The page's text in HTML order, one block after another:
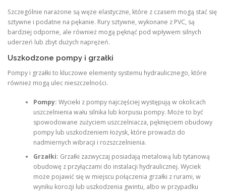
Szczególnie narażone są węże elastyczne, które z czasem mogą stać się
sztywne i podatne na pękanie. Rury sztywne, wykonane z PVC, są
bardziej odporne, ale również mogą pęknąć pod wpływem silnych
uderzeń lub zbyt dużych naprężeń.
Uszkodzone pompy i grzałki
Pompy i grzałki to kluczowe elementy systemu hydraulicznego, które
również mogą ulec nieszczelności.
Pompy: Wycieki z pompy najczęściej występują w okolicach
uszczelnienia wału silnika lub korpusu pompy. Może to być
spowodowane zużyciem uszczelniacza, pęknięciem obudowy
pompy lub uszkodzeniem łożysk, które prowadzi do
nadmiernych wibracji i rozszczelnienia.
Grzałki: Grzałki zazwyczaj posiadają metalową lub tytanową
obudowę z przyłączami do instalacji hydraulicznej. Wyciek
może pojawić się w miejscu połączenia grzałki z rurami, w
wyniku korozji lub uszkodzenia gwintu, albo w przypadku